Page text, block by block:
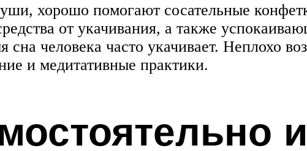
хорошо помогают сосательные
от укачивания, а также
сна человека часто укачивает. Неплохо
и медитативные практики.